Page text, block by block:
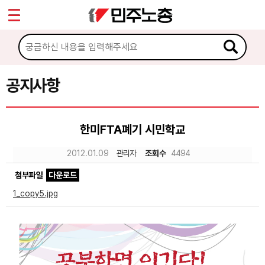
공지사항
한미FTA폐기 시민학교
2012.01.09 관리자 조회수 4494
첨부파일
다운로드
1_copy5.jpg
마이페이지
소개
소식
공지사항
노동상담
자료
부설기관
Sketchbook5, 스케치북5
Sketchbook5, 스케치북5